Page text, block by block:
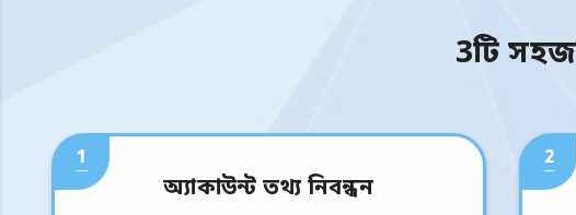
3টি
1
অ্যাকাউন্ট তথ্য নিবন্ধন
2